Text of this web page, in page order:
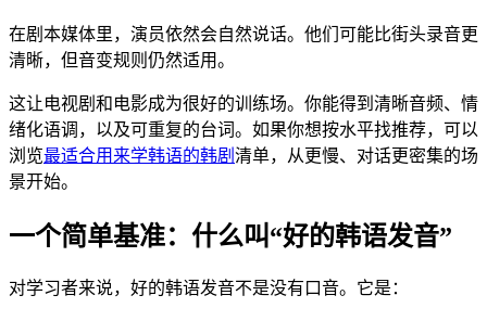
在剧本媒体里，演员依然会自然说话。他们可能比街头录音更
清晰，但音变规则仍然适用。
这让电视剧和电影成为很好的训练场。你能得到清晰音频、情
绪化语调，以及可重复的台词。如果你想按水平找推荐，可以
浏览最适合用来学韩语的韩剧 清单，从更慢、对话更密集的场
景开始。
一个简单基准：什么叫“好的韩语发音”
对学习者来说，好的韩语发音不是没有口音。它是：